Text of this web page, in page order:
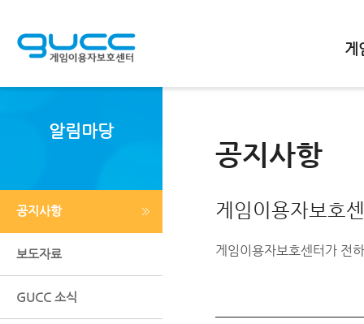
게
알림마당
공지사항
보도자료
GUCC 소식
공지사항
게임이용자보호
게임이용자보호센터가 전